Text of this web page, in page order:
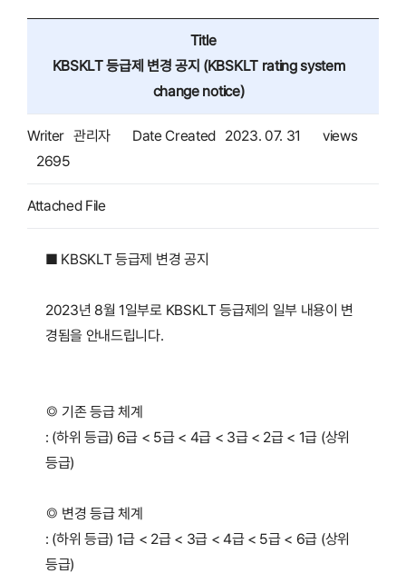
Title
KBSKLT 등급제 변경 공지 (KBSKLT rating system
change notice)
Writer 관리자 Date Created 2023. 07. 31
views
2695
Attached File
■ KBSKLT 등급제 변경 공지
2023년 8월 1일부로 KBSKLT 등급제의 일부 내용이 변
경됨을 안내드립니다.
◎ 기존 등급 체계
: (하위 등급) 6급 < 5급 < 4급 < 3급 < 2급 < 1급 (상위
등급)
◎ 변경 등급 체계
: (하위 등급) 1급 < 2급 < 3급 < 4급 < 5급 < 6급 (상위
등급)